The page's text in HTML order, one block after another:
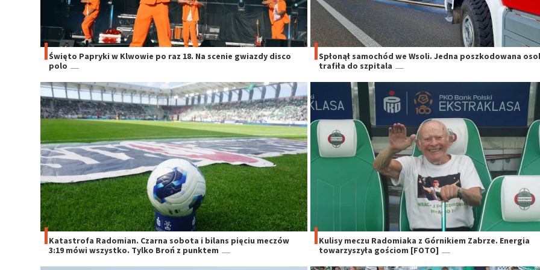
Święto Papryki w Klwowie po raz 18. Na scenie gwiazdy disco
polo
Spłonął samochód we Wsoli. Jedna poszkodowana
trafiła do szpitala
Katastrofa Radomian. Czarna sobota i bilans pięciu meczów
3:19 mówi wszystko. Tylko Broń z punktem
Kulisy meczu Radomiaka z Górnikiem Zabrze. Energia
towarzyszyła gościom [FOTO]